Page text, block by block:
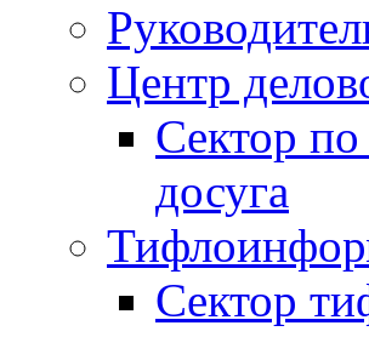
Центр
Сектор
досуга
Сектор